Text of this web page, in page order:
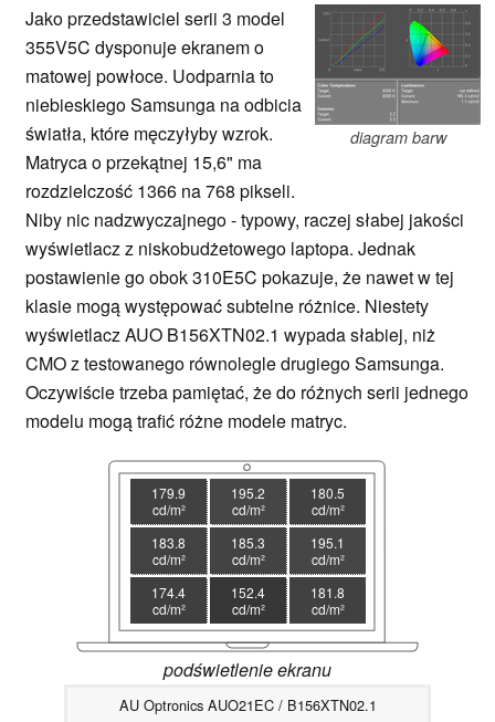
diagram barw
Jako przedstawiciel serii 3 model
355V5C dysponuje ekranem o
matowej powłoce. Uodparnia to
niebieskiego Samsunga na odbicia
światła, które męczyłyby wzrok.
Matryca o przekątnej 15,6" ma
rozdzielczość 1366 na 768 pikseli.
Niby nic nadzwyczajnego - typowy, raczej słabej jakości
wyświetlacz z niskobudżetowego laptopa. Jednak
postawienie go obok 310E5C pokazuje, że nawet w tej
klasie mogą występować subtelne różnice. Niestety
wyświetlacz AUO B156XTN02.1 wypada słabiej, niż
CMO z testowanego równolegle drugiego Samsunga.
Oczywiście trzeba pamiętać, że do różnych serii jednego
modelu mogą trafić różne modele matryc.
179.9
cd/m²
195.2
cd/m²
180.5
cd/m²
183.8
cd/m²
185.3
cd/m²
195.1
cd/m²
174.4
cd/m²
152.4
cd/m²
181.8
cd/m²
podświetlenie ekranu
AU Optronics AUO21EC / B156XTN02.1